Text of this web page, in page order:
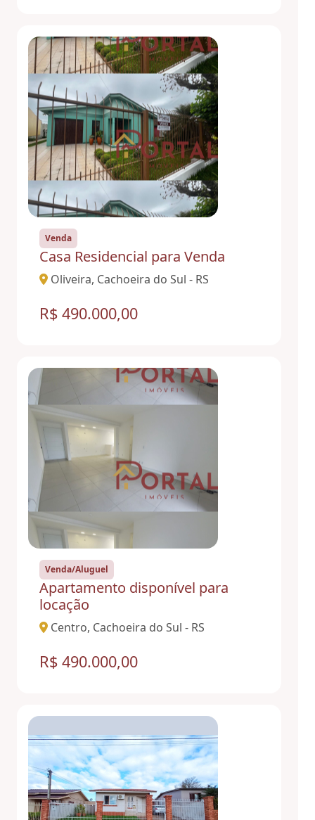
Venda
Casa Residencial para Venda
Oliveira, Cachoeira do Sul - RS
R$ 490.000,00
Venda/Aluguel
Apartamento disponível para
locação
Centro, Cachoeira do Sul - RS
R$ 490.000,00